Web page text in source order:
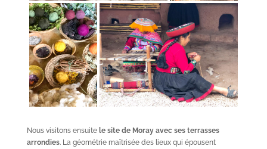
Nous visitons ensuite le site de Moray avec ses terrasses
arrondies. La géométrie maîtrisée des lieux qui épousent